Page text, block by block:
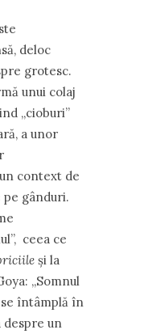
deloc
grotesc.
unui colaj
,,cioburi”
a unor
context de
gânduri.
ceea ce
şi la
,,Somnul
întâmplă în
despre un